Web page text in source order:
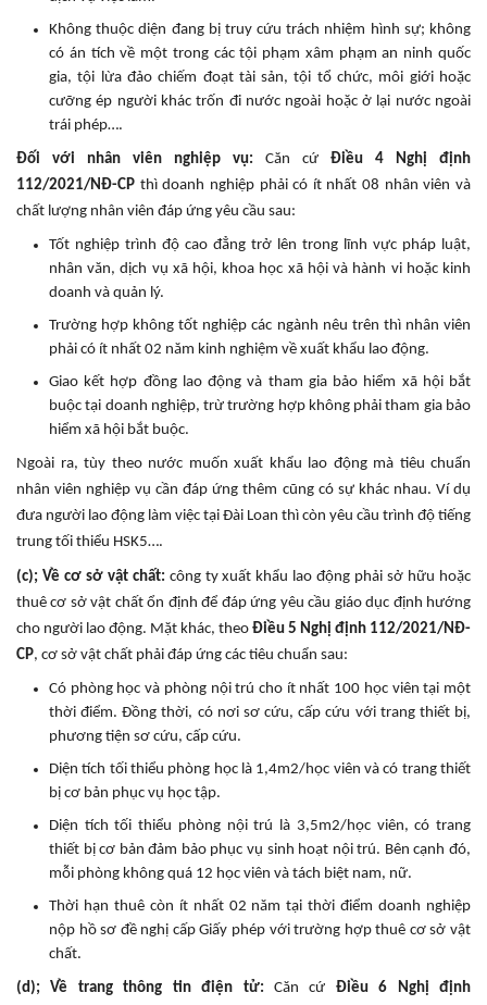
Không thuộc diện đang bị truy cứu trách nhiệm hình sự; không
có án tích về một trong các tội phạm xâm phạm an ninh quốc
gia, tội lừa đảo chiếm đoạt tài sản, tội tổ chức, môi giới hoặc
cưỡng ép người khác trốn đi nước ngoài hoặc ở lại nước ngoài
trái phép….
Đối với nhân viên nghiệp vụ: Căn cứ Điều 4 Nghị định
112/2021/NĐ-CP thì doanh nghiệp phải có ít nhất 08 nhân viên và
chất lượng nhân viên đáp ứng yêu cầu sau:
Tốt nghiệp trình độ cao đẳng trở lên trong lĩnh vực pháp luật,
nhân văn, dịch vụ xã hội, khoa học xã hội và hành vi hoặc kinh
doanh và quản lý.
Trường hợp không tốt nghiệp các ngành nêu trên thì nhân viên
phải có ít nhất 02 năm kinh nghiệm về xuất khẩu lao động.
Giao kết hợp đồng lao động và tham gia bảo hiểm xã hội bắt
buộc tại doanh nghiệp, trừ trường hợp không phải tham gia bảo
hiểm xã hội bắt buộc.
Ngoài ra, tùy theo nước muốn xuất khẩu lao động mà tiêu chuẩn
nhân viên nghiệp vụ cần đáp ứng thêm cũng có sự khác nhau. Ví dụ
đưa người lao động làm việc tại Đài Loan thì còn yêu cầu trình độ tiếng
trung tối thiểu HSK5….
(c); Về cơ sở vật chất: công ty xuất khẩu lao động phải sở hữu hoặc
thuê cơ sở vật chất ổn định để đáp ứng yêu cầu giáo dục định hướng
cho người lao động. Mặt khác, theo Điều 5 Nghị định 112/2021/NĐ-
CP, cơ sở vật chất phải đáp ứng các tiêu chuẩn sau:
Có phòng học và phòng nội trú cho ít nhất 100 học viên tại một
thời điểm. Đồng thời, có nơi sơ cứu, cấp cứu với trang thiết bị,
phương tiện sơ cứu, cấp cứu.
Diện tích tối thiểu phòng học là 1,4m2/học viên và có trang thiết
bị cơ bản phục vụ học tập.
Diện tích tối thiểu phòng nội trú là 3,5m2/học viên, có trang
thiết bị cơ bản đảm bảo phục vụ sinh hoạt nội trú. Bên cạnh đó,
mỗi phòng không quá 12 học viên và tách biệt nam, nữ.
Thời hạn thuê còn ít nhất 02 năm tại thời điểm doanh nghiệp
nộp hồ sơ đề nghị cấp Giấy phép với trường hợp thuê cơ sở vật
chất.
(d); Về trang thông tin điện tử: Căn cứ Điều 6 Nghị định